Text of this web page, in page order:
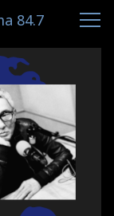
84.7